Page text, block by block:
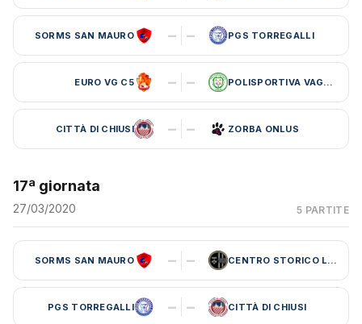
SORMS SAN MAURO – – PGS TORREGALLI
EURO VG C5 – – POLISPORTIVA VAGLIA
CITTÀ DI CHIUSI – – ZORBA ONLUS
17ª giornata
27/03/2020 5 PARTITE
SORMS SAN MAURO – – CENTRO STORICO LEBOWSKI
PGS TORREGALLI – – CITTÀ DI CHIUSI